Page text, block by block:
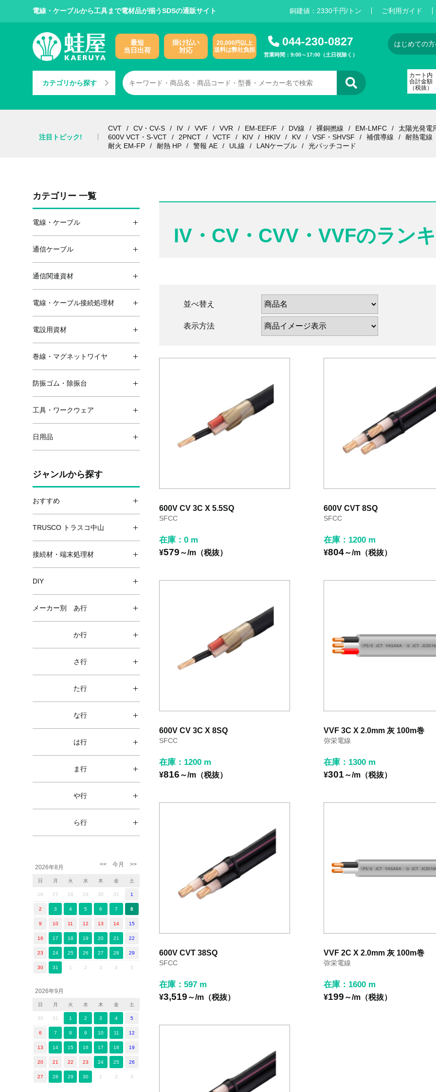
電線・ケーブルから工具まで電材品が揃うSDSの通販サイト 銅建値： 2330千円/トン ご利用ガイド
最短
当日出荷
掛け払い
対応
20,000円以上
送料は弊社負担
044-230-0827
営業時間：9:00～17:00（土日祝除く）
カテゴリから探す
はじめての
カート内
合計金額
（税抜）
注目トピック!
CVT CV・CV-S IV VVF VVR EM-EEF/F DV線 裸銅撚線 EM-LMFC
太陽光発電
600V VCT・S-VCT
2PNCT VCTF KIV HKIV KV VSF・SHVSF 補償導線
耐熱電線
耐火 EM-FP
耐熱 HP 警報 AE UL線 LANケーブル 光パッチコード
IV・CV・CVV・VVFのラン
表示方法
並べ替え
600V CV 3C X 5.5SQ
SFCC
在庫：0 m
¥579 ～/m（税抜）
600V CVT 8SQ
SFCC
在庫：1200 m
¥804～/m（税抜）
600V CV 3C X 8SQ
SFCC
在庫：1200 m
¥816 ～/m（税抜）
VVF 3C X 2.0mm 灰 100m巻
弥栄電線
在庫：1300 m
¥301 ～/m（税抜）
600V CVT 38SQ
SFCC
在庫：597 m
¥3,519 ～/m（税抜）
VVF 2C X 2.0mm 灰 100m巻
弥栄電線
在庫：1600 m
¥199 ～/m（税抜）
カテゴリー 一覧
電線・ケーブル
通信ケーブル
通信関連資材
電線・ケーブル接続処理材
電設用資材
巻線・マグネットワイヤ
防振ゴム・除振台
工具・ワークウェア
日用品
ジャンルから探す
おすすめ
TRUSCO トラスコ中山
接続材・端末処理材
DIY
メーカー別 あ行
か行
さ行
た行
な行
は行
ま行
や行
ら行
2026年8月
日 月 火 水 木 金 土
26 27 28 29 30 31 1
2 3 4 5 6 7 8
9 10 11 12 13 14 15
16 17 18 19 20 21 22
23 24 25 26 27 28 29
30 31 1 2 3 4 5
2026年9月
日 月 火 水 木 金 土
30 31 1 2 3 4 5
6 7 8 9 10 11 12
13 14 15 16 17 18 19
20 21 22 23 24 25 26
27 28 29 30 1 2 3